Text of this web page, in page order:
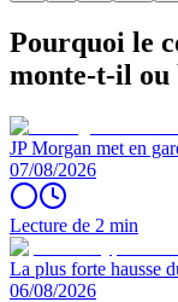
Pourquoi le
monte-t-il ou
JP Morgan met en
07/08/2026
Lecture de 2 min
La plus forte hausse
06/08/2026